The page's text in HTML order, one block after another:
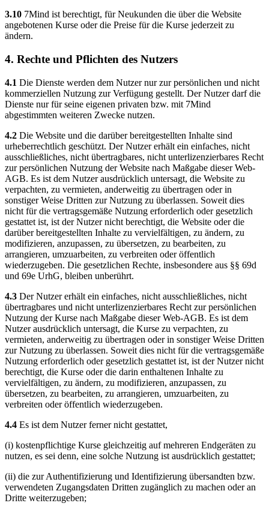
3.10 7Mind ist berechtigt, für Neukunden die über die Website
angebotenen Kurse oder die Preise für die Kurse jederzeit zu
ändern.
4. Rechte und Pflichten des Nutzers
4.1 Die Dienste werden dem Nutzer nur zur persönlichen und nicht
kommerziellen Nutzung zur Verfügung gestellt. Der Nutzer darf die
Dienste nur für seine eigenen privaten bzw. mit 7Mind
abgestimmten weiteren Zwecke nutzen.
4.2 Die Website und die darüber bereitgestellten Inhalte sind
urheberrechtlich geschützt. Der Nutzer erhält ein einfaches, nicht
ausschließliches, nicht übertragbares, nicht unterlizenzierbares Recht
zur persönlichen Nutzung der Website nach Maßgabe dieser Web-
AGB. Es ist dem Nutzer ausdrücklich untersagt, die Website zu
verpachten, zu vermieten, anderweitig zu übertragen oder in
sonstiger Weise Dritten zur Nutzung zu überlassen. Soweit dies
nicht für die vertragsgemäße Nutzung erforderlich oder gesetzlich
gestattet ist, ist der Nutzer nicht berechtigt, die Website oder die
darüber bereitgestellten Inhalte zu vervielfältigen, zu ändern, zu
modifizieren, anzupassen, zu übersetzen, zu bearbeiten, zu
arrangieren, umzuarbeiten, zu verbreiten oder öffentlich
wiederzugeben. Die gesetzlichen Rechte, insbesondere aus §§ 69d
und 69e UrhG, bleiben unberührt.
4.3 Der Nutzer erhält ein einfaches, nicht ausschließliches, nicht
übertragbares und nicht unterlizenzierbares Recht zur persönlichen
Nutzung der Kurse nach Maßgabe dieser Web-AGB. Es ist dem
Nutzer ausdrücklich untersagt, die Kurse zu verpachten, zu
vermieten, anderweitig zu übertragen oder in sonstiger Weise Dritten
zur Nutzung zu überlassen. Soweit dies nicht für die vertragsgemäße
Nutzung erforderlich oder gesetzlich gestattet ist, ist der Nutzer nicht
berechtigt, die Kurse oder die darin enthaltenen Inhalte zu
vervielfältigen, zu ändern, zu modifizieren, anzupassen, zu
übersetzen, zu bearbeiten, zu arrangieren, umzuarbeiten, zu
verbreiten oder öffentlich wiederzugeben.
4.4 Es ist dem Nutzer ferner nicht gestattet,
(i) kostenpflichtige Kurse gleichzeitig auf mehreren Endgeräten zu
nutzen, es sei denn, eine solche Nutzung ist ausdrücklich gestattet;
(ii) die zur Authentifizierung und Identifizierung übersandten bzw.
verwendeten Zugangsdaten Dritten zugänglich zu machen oder an
Dritte weiterzugeben;